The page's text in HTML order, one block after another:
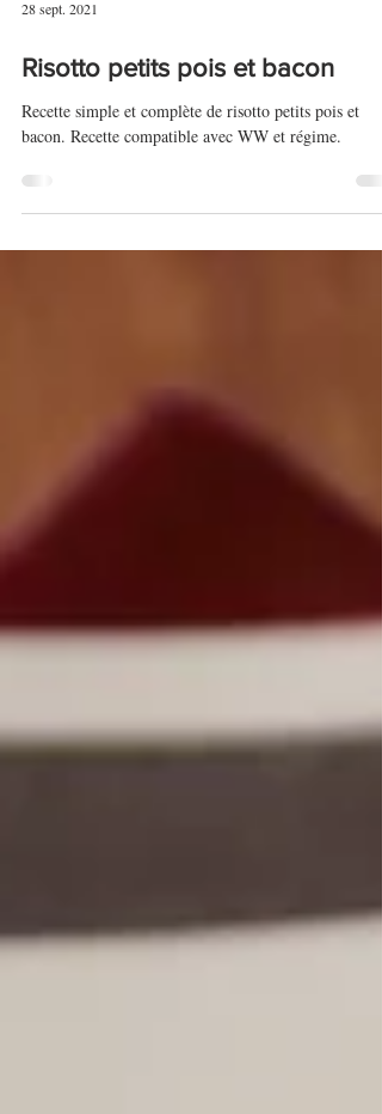
28 sept. 2021
Risotto petits pois et bacon
Recette simple et complète de risotto petits pois et